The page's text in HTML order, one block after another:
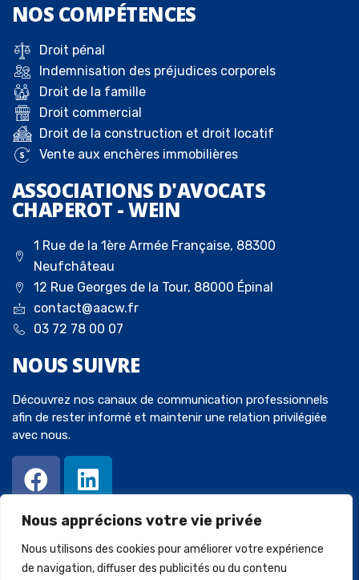
Nous apprécions votre vie privée
Nous utilisons des cookies pour améliorer votre expérience
de navigation, diffuser des publicités ou du contenu
NOS COMPÉTENCES
Droit pénal
Indemnisation des préjudices corporels
Droit de la famille
Droit commercial
Droit de la construction et droit locatif
Vente aux enchères immobilières
ASSOCIATIONS D'AVOCATS
CHAPEROT - WEIN
1 Rue de la 1ère Armée Française, 88300
Neufchâteau
12 Rue Georges de la Tour, 88000 Épinal
contact@aacw.fr
03 72 78 00 07
NOUS SUIVRE
Découvrez nos canaux de communication professionnels
afin de rester informé et maintenir une relation privilégiée
avec nous.